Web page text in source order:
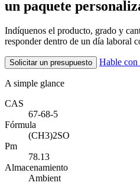
un paquete
Indíquenos el producto, grado y
responder dentro de un día laboral
Solicitar un presupuesto Hable
A simple glance
CAS
67-68-5
Fórmula
(CH3)2SO
Pm
78.13
Almacenamiento
Ambient